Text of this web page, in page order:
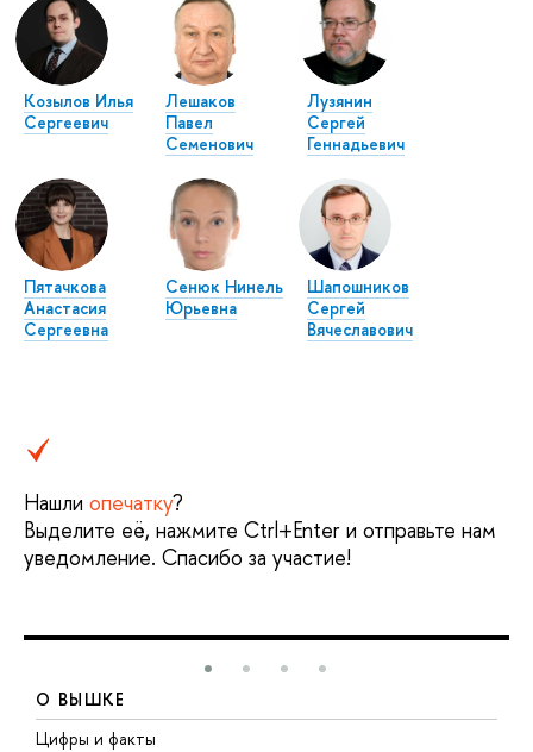
Козылов Илья
Сергеевич
Лешаков
Павел
Семенович
Лузянин
Сергей
Геннадьевич
Пятачкова
Анастасия
Сергеевна
Сенюк Нинель
Юрьевна
Шапошников
Сергей
Вячеславович
Нашли опечатку?
Выделите её, нажмите Ctrl+Enter и отправьте нам
уведомление. Спасибо за участие!
О ВЫШКЕ
Цифры и факты